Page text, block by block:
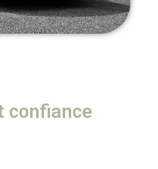
confiance